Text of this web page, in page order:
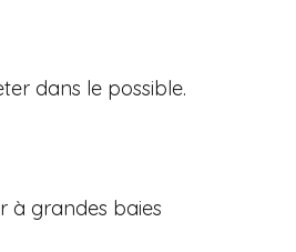
dans le possible.
à grandes baies